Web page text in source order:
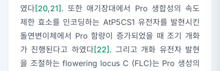
였다[20,21]. 또한 애기장대에서 Pro 생합성의 속도
제한 효소를 인코딩하는 AtP5CS1 유전자를 발현시킨
돌연변이체에서 Pro 함량이 증가되었을 때 조기 개화
가 진행된다고 하였다[22]. 그리고 개화 유전자 발현
을 조절하는 flowering locus C (FLC)는 Pro 생성의